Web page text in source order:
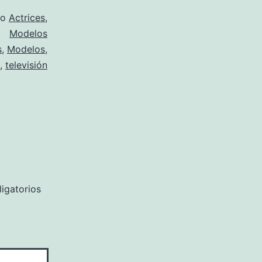
Actrices,
Modelos
, Modelos,
, televisión